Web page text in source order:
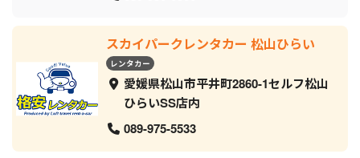
スカイパークレンタカー 松山ひらい
レンタカー
愛媛県松山市平井町2860-1セルフ松山
ひらいSS店内
089-975-5533